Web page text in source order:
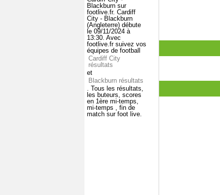
Blackburn sur
footlive.fr. Cardiff
City - Blackburn
(Angleterre) débute
le 09/11/2024 à
13:30. Avec
footlive.fr suivez vos
équipes de football
Cardiff City
résultats
et
Blackburn résultats
. Tous les résultats,
les buteurs, scores
en 1ère mi-temps,
mi-temps , fin de
match sur foot live.